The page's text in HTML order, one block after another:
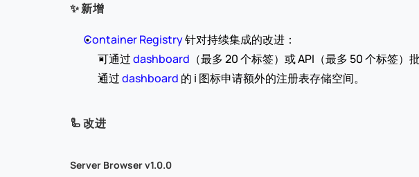
✨ 新增
Container Registry 针对持续集成的改进：
可通过 dashboard （最多 20 个标签）或 API（最多 50 个标签）
通过 dashboard 的 ℹ️ 图标申请额外的注册表存储空间。
🦾 改进
Server Browser v1.0.0